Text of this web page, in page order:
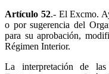
Artículo 52.- El Excmo.
o por sugerencia del
para su aprobación,
Régimen Interior.
La interpretación de las